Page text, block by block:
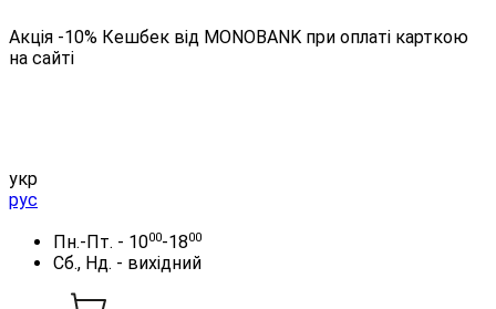
Акція -10% Кешбек від MONOBANK при оплаті карткою
на сайті
укр
рус
Пн.-Пт. - 1000-1800
Сб., Нд. - вихідний